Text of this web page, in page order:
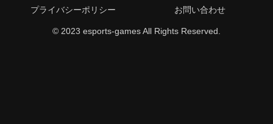
プライバシーポリシー
お問い合わせ
© 2023 esports-games All Rights Reserved.